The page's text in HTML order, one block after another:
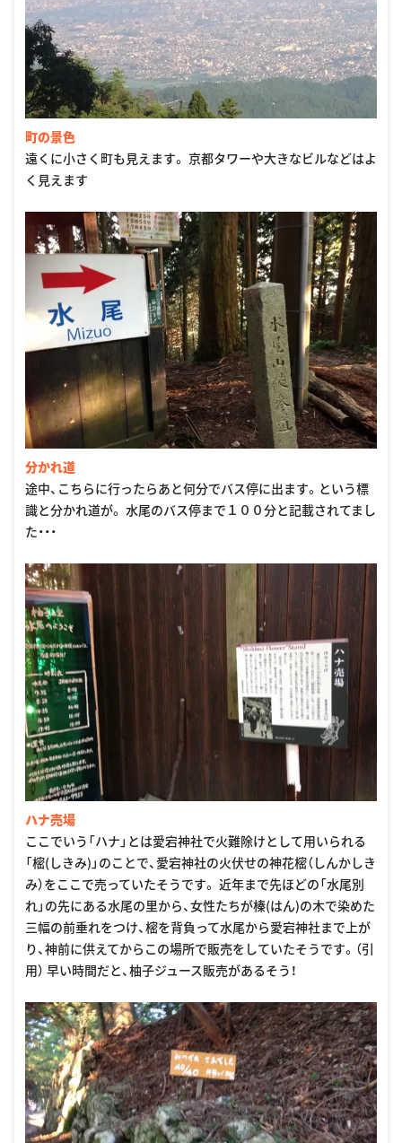
町の景色
遠くに小さく町も見えます。 京都タワーや大きなビルなどはよ
く見えます
分かれ道
途中、こちらに行ったらあと何分でバス停に出ます。という標
識と分かれ道が。 水尾のバス停まで１００分と記載されてまし
た・・・
ハナ売場
ここでいう「ハナ」とは愛宕神社で火難除けとして用いられる
「樒(しきみ)」のことで、愛宕神社の火伏せの神花樒（しんかしき
み）をここで売っていたそうです。 近年まで先ほどの「水尾別
れ」の先にある水尾の里から、女性たちが榛(はん)の木で染めた
三幅の前垂れをつけ、樒を背負って水尾から愛宕神社まで上が
り、神前に供えてからこの場所で販売をしていたそうです。（引
用） 早い時間だと、柚子ジュース販売があるそう！